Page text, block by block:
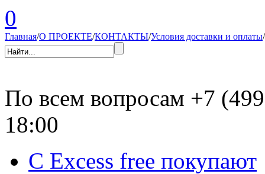
0
Главная/О ПРОЕКТЕ/КОНТАКТЫ/Условия доставки и оплаты/
По всем вопросам +7
18:00
С Excess free покупают